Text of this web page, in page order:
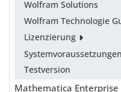
Wolfram Solutions
Wolfram Technologie
Lizenzierung
Systemvoraussetzungen
Testversion
Mathematica Enterprise